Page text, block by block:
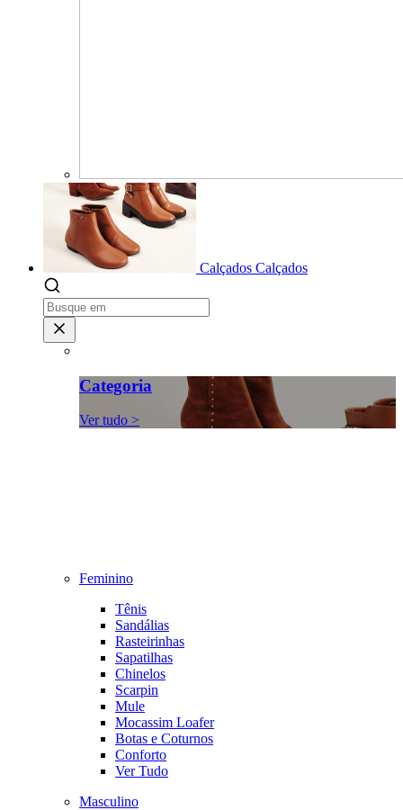
Calçados Calçados
Categoria
Ver tudo >
Feminino
Tênis
Sandálias
Rasteirinhas
Sapatilhas
Chinelos
Scarpin
Mule
Mocassim Loafer
Botas e Coturnos
Conforto
Ver Tudo
Masculino